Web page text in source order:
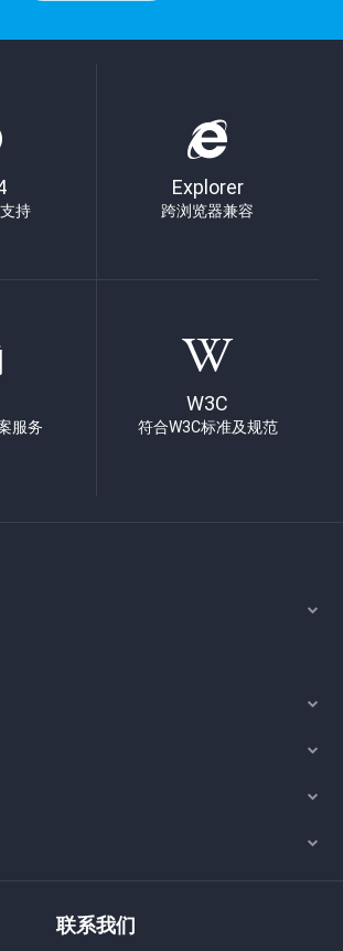
持
Explorer
跨浏览器兼容
服务
W3C
符合W3C标准及规范
联系我们